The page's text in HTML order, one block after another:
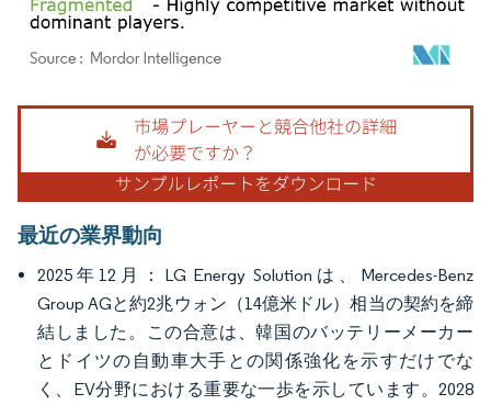
画像 © Mordor Intelligence。再利用にはCC BY 4.0の表示が必要です。
最近の業界動向
2025年12月：LG Energy Solutionは、Mercedes-Benz
Group AGと約2兆ウォン（14億米ドル）相当の契約を締
結しました。この合意は、韓国のバッテリーメーカー
とドイツの自動車大手との関係強化を示すだけでな
く、EV分野における重要な一歩を示しています。2028